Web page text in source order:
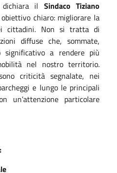
il Sindaco Tiziano
chiaro: migliorare la
cittadini. Non si tratta di
diffuse che, sommate,
significativo a rendere più
nel nostro territorio.
criticità segnalate, nei
e lungo le principali
un’attenzione particolare